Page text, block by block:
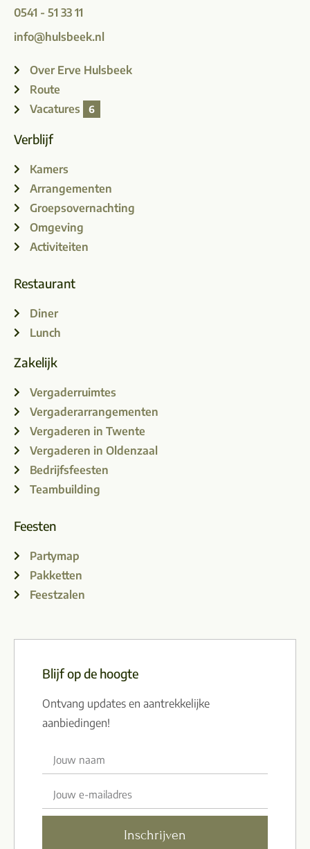
0541 - 51 33 11
info@hulsbeek.nl
Over Erve Hulsbeek
Route
Vacatures
6
Verblijf
Kamers
Arrangementen
Groepsovernachting
Omgeving
Activiteiten
Restaurant
Diner
Lunch
Zakelijk
Vergaderruimtes
Vergaderarrangementen
Vergaderen in Twente
Vergaderen in Oldenzaal
Bedrijfsfeesten
Teambuilding
Feesten
Partymap
Pakketten
Feestzalen
Blijf op de hoogte
Ontvang updates en aantrekkelijke
aanbiedingen!
Inschrijven